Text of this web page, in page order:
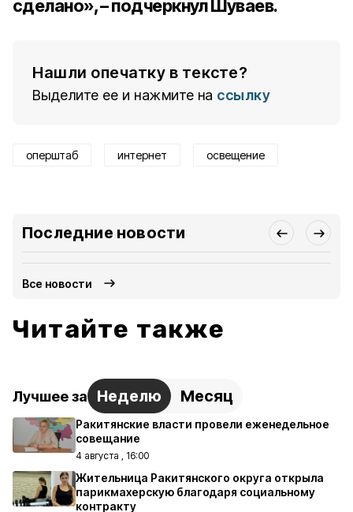
сделано», – подчеркнул Шуваев.
Нашли опечатку в тексте?
Выделите ее и нажмите на ссылку
оперштаб интернет освещение
Последние новости
Все новости
Читайте также
Лучшее за Неделю Месяц
Ракитянские власти провели еженедельное
совещание
4 августа , 16:00
Жительница Ракитянского округа открыла
парикмахерскую благодаря социальному
контракту